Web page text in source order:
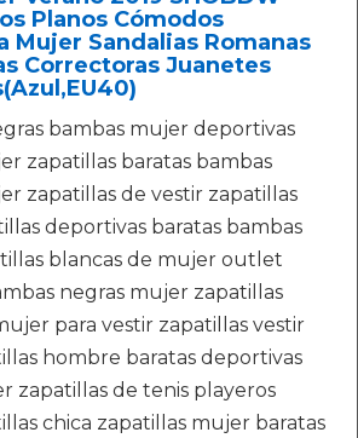
Planos Cómodos
Mujer Sandalias Romanas
Correctoras Juanetes
bambas mujer deportivas
zapatillas baratas bambas
zapatillas de vestir zapatillas
deportivas baratas bambas
blancas de mujer outlet
negras mujer zapatillas
para vestir zapatillas vestir
hombre baratas deportivas
zapatillas de tenis playeros
chica zapatillas mujer baratas